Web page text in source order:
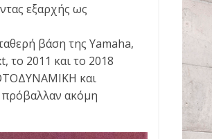
εξαρχής ως
βάση της Yamaha,
το 2011 και το 2018
και
πρόβαλλαν ακόμη